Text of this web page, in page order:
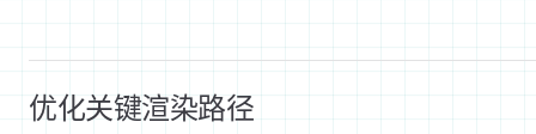
优化关键渲染路径